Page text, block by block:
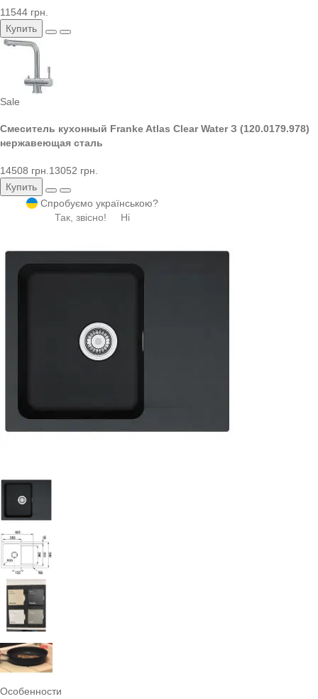
11544 грн.
Купить
Sale
Смеситель кухонный Franke Atlas Clear Water З (120.0179.978)
нержавеющая сталь
14508 грн. 13052 грн.
Купить
Спробуємо українською?
Так, звісно!
Ні
Особенности